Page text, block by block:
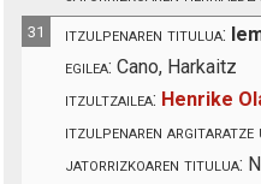
31 itzulpenaren titulua:
egilea: Cano, Harkaitz
itzultzailea: Henrike
itzulpenaren argitaratze
jatorrizkoaren titulua: